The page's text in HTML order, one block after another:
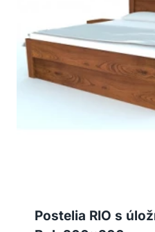
Postelia RIO s